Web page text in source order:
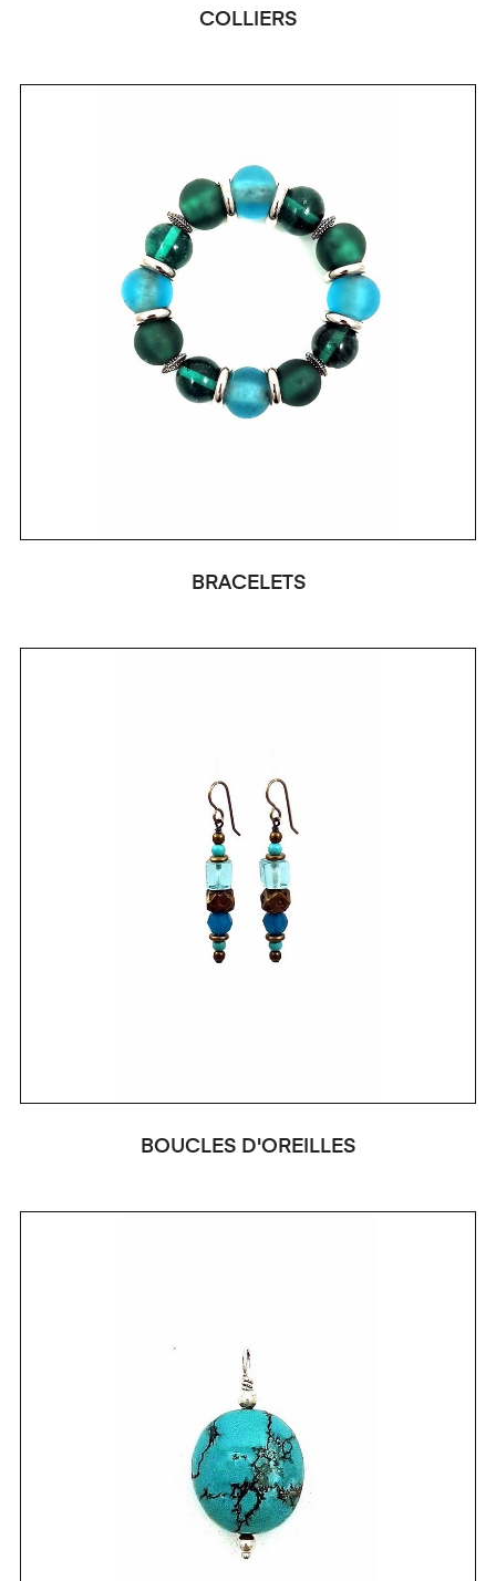
COLLIERS
BRACELETS
BOUCLES D'OREILLES